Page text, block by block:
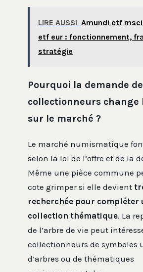
LIRE AUSSI Amundi etf
etf eur : fonctionnement,
stratégie
Pourquoi la demande
collectionneurs change
sur le marché ?
Le marché numismatique
selon la loi de l’offre et de la
Même une pièce commune
cote grimper si elle devient
recherchée pour compléter
collection thématique. La
de l’arbre de vie peut
collectionneurs de symboles
d’arbres ou de thématiques